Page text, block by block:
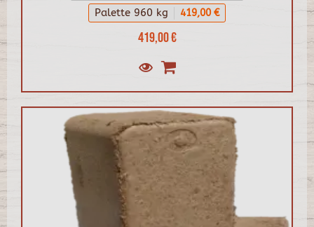
419,00 €
Palette 960 kg 419,00 €